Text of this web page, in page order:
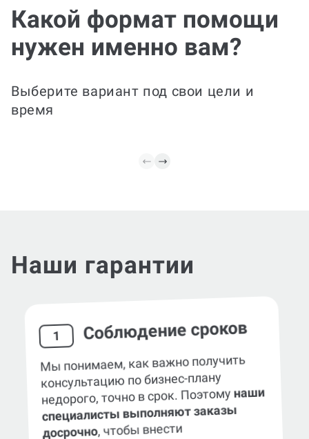
Какой формат помощи
нужен именно вам?
Выберите вариант под свои цели и
время
оформления документа в
соответствии с
методическими
указаниями. Соберем
и подготовим итоговый
отчет с выводами и
рекомендациями.
Наши гарантии
1 Соблюдение сроков
Мы понимаем, как важно получить
консультацию по бизнес-плану
недорого, точно в срок. Поэтомунаши
специалисты выполняют заказы
досрочно, чтобы внести